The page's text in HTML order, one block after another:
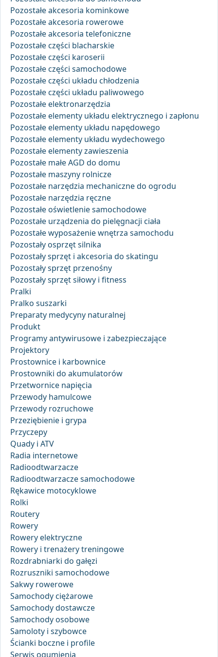
Pozostałe akcesoria kominkowe
Pozostałe akcesoria rowerowe
Pozostałe akcesoria telefoniczne
Pozostałe części blacharskie
Pozostałe części karoserii
Pozostałe części samochodowe
Pozostałe części układu chłodzenia
Pozostałe części układu paliwowego
Pozostałe elektronarzędzia
Pozostałe elementy układu elektrycznego i zapłonu
Pozostałe elementy układu napędowego
Pozostałe elementy układu wydechowego
Pozostałe elementy zawieszenia
Pozostałe małe AGD do domu
Pozostałe maszyny rolnicze
Pozostałe narzędzia mechaniczne do ogrodu
Pozostałe narzędzia ręczne
Pozostałe oświetlenie samochodowe
Pozostałe urządzenia do pielęgnacji ciała
Pozostałe wyposażenie wnętrza samochodu
Pozostały osprzęt silnika
Pozostały sprzęt i akcesoria do skatingu
Pozostały sprzęt przenośny
Pozostały sprzęt siłowy i fitness
Pralki
Pralko suszarki
Preparaty medycyny naturalnej
Produkt
Programy antywirusowe i zabezpieczające
Projektory
Prostownice i karbownice
Prostowniki do akumulatorów
Przetwornice napięcia
Przewody hamulcowe
Przewody rozruchowe
Przeziębienie i grypa
Przyczepy
Quady i ATV
Radia internetowe
Radioodtwarzacze
Radioodtwarzacze samochodowe
Rękawice motocyklowe
Rolki
Routery
Rowery
Rowery elektryczne
Rowery i trenażery treningowe
Rozdrabniarki do gałęzi
Rozruszniki samochodowe
Sakwy rowerowe
Samochody ciężarowe
Samochody dostawcze
Samochody osobowe
Samoloty i szybowce
Ścianki boczne i profile
Serwis ogumienia